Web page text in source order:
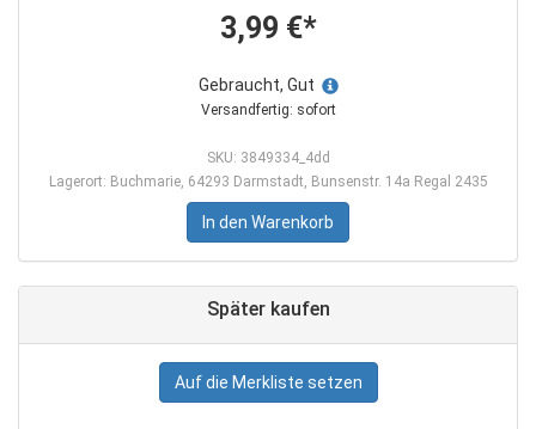
3,99 €*
Gebraucht, Gut
Versandfertig: sofort
SKU: 3849334_4dd
Lagerort: Buchmarie, 64293 Darmstadt, Bunsenstr. 14a Regal 2435
In den Warenkorb
Später kaufen
Auf die Merkliste setzen